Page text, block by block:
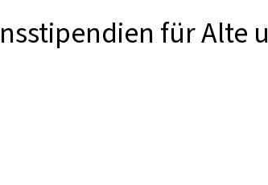
für Alte